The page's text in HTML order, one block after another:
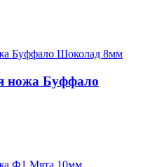
ножа Буффало